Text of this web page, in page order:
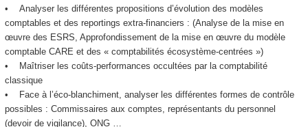
• Analyser les différentes propositions d’évolution des modèles
comptables et des reportings extra-financiers : (Analyse de la mise en
œuvre des ESRS, Approfondissement de la mise en œuvre du modèle
comptable CARE et des « comptabilités écosystème-centrées »)
• Maîtriser les coûts-performances occultées par la comptabilité
classique
• Face à l’éco-blanchiment, analyser les différentes formes de contrôle
possibles : Commissaires aux comptes, représentants du personnel
(devoir de vigilance), ONG …